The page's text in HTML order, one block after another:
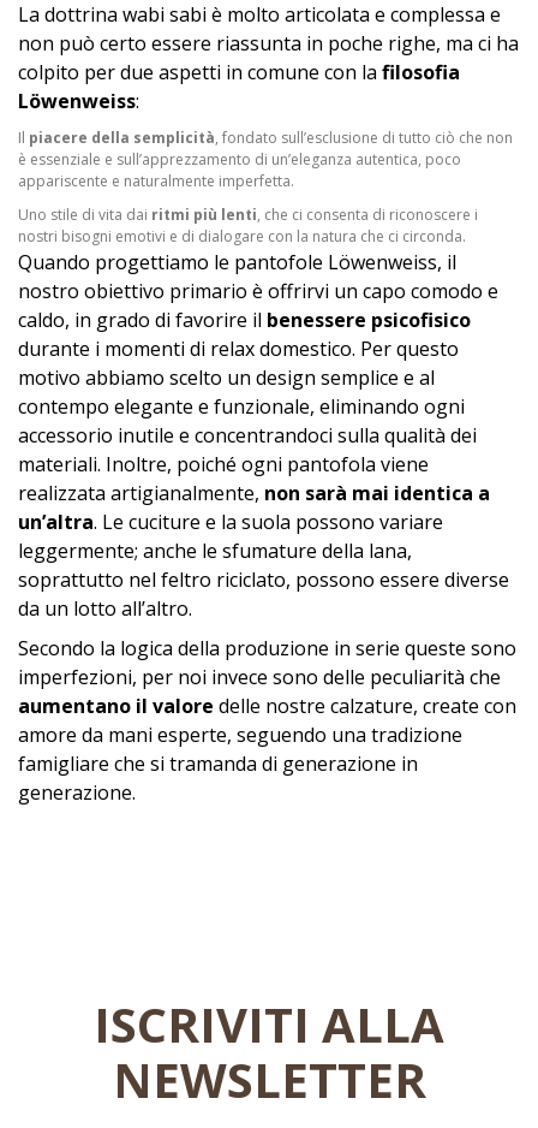
La dottrina wabi sabi è molto articolata e complessa e
non può certo essere riassunta in poche righe, ma ci ha
colpito per due aspetti in comune con la filosofia
Löwenweiss:
Il piacere della semplicità, fondato sull’esclusione di tutto ciò che non
è essenziale e sull’apprezzamento di un’eleganza autentica, poco
appariscente e naturalmente imperfetta.
Uno stile di vita dai ritmi più lenti, che ci consenta di riconoscere i
nostri bisogni emotivi e di dialogare con la natura che ci circonda.
Quando progettiamo le pantofole Löwenweiss, il
nostro obiettivo primario è offrirvi un capo comodo e
caldo, in grado di favorire il benessere psicofisico
durante i momenti di relax domestico. Per questo
motivo abbiamo scelto un design semplice e al
contempo elegante e funzionale, eliminando ogni
accessorio inutile e concentrandoci sulla qualità dei
materiali. Inoltre, poiché ogni pantofola viene
realizzata artigianalmente, non sarà mai identica a
un’altra. Le cuciture e la suola possono variare
leggermente; anche le sfumature della lana,
soprattutto nel feltro riciclato, possono essere diverse
da un lotto all’altro.
Secondo la logica della produzione in serie queste sono
imperfezioni, per noi invece sono delle peculiarità che
aumentano il valore delle nostre calzature, create con
amore da mani esperte, seguendo una tradizione
famigliare che si tramanda di generazione in
generazione.
ISCRIVITI ALLA
NEWSLETTER